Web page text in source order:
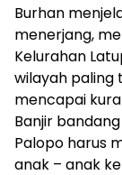
Burhan
menerjang,
Kelurahan
wilayah paling
mencapai
Banjir
Palopo harus
anak – anak